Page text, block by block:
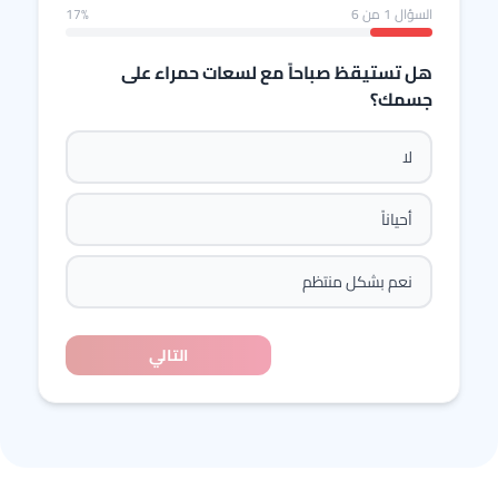
السؤال 1 من 6 17%
هل تستيقظ صباحاً مع لسعات حمراء على
جسمك؟
لا
أحياناً
نعم بشكل منتظم
التالي